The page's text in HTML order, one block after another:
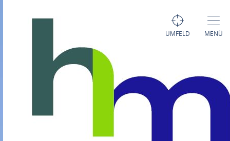
UMFELD MENÜ